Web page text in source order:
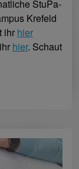
StuPa-
Krefeld
ihr hier
hier. Schaut